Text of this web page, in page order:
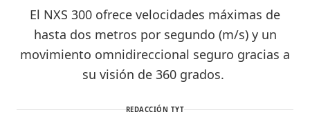
El NXS 300 ofrece velocidades máximas de
hasta dos metros por segundo (m/s) y un
movimiento omnidireccional seguro gracias a
su visión de 360 ​​grados.
REDACCIÓN TYT